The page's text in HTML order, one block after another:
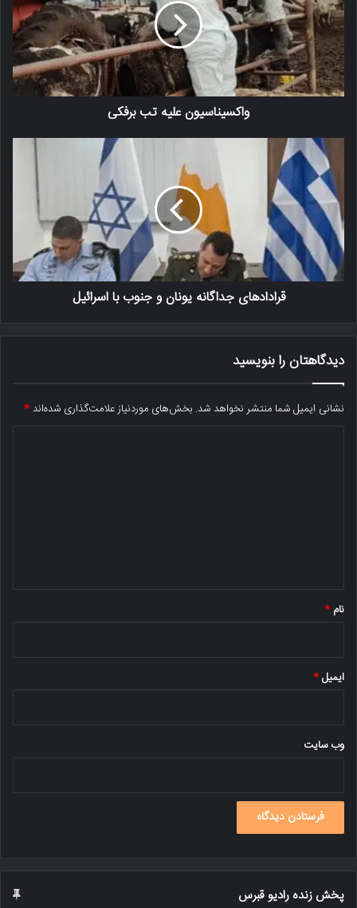
واکسیناسیون علیه تب برفکی
قرادادهای جداگانه یونان و جنوب با اسرائیل
دیدگاهتان را بنویسید
نشانی ایمیل شما منتشر نخواهد شد. بخش‌های موردنیاز علامت‌گذاری شده‌اند*
نام *
ایمیل*
وب‌ سایت
پخش زنده رادیو قبرس